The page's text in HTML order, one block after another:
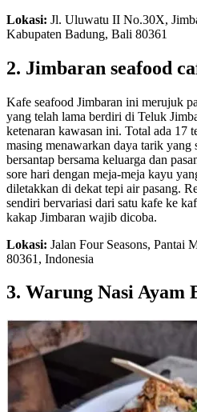
Lokasi: Jl. Uluwatu II No.30X,
Kabupaten Badung, Bali 80361
2. Jimbaran seafood
Kafe seafood Jimbaran ini merujuk
yang telah lama berdiri di Teluk
ketenaran kawasan ini. Total ada 17
masing menawarkan daya tarik yang
bersantap bersama keluarga dan
sore hari dengan meja-meja kayu
diletakkan di dekat tepi air pasang.
sendiri bervariasi dari satu kafe ke
kakap Jimbaran wajib dicoba.
Lokasi: Jalan Four Seasons, Pantai
80361, Indonesia
3. Warung Nasi Ayam